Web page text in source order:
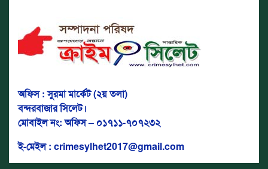
অফিস : সুরমা মার্কেট (২য় তলা)
বন্দরবাজার সিলেট।
মোবাইল নং: অফিস – ০১৭১১-৭০৭২৩২
ই-মেইল : crimesylhet2017@gmail.com